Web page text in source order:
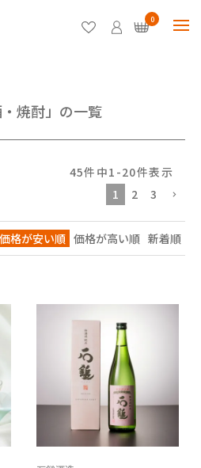
0
・焼酎」の一覧
価格が安い順 価格が高い順 新着順
45件中1 -20件表示
1
2 3